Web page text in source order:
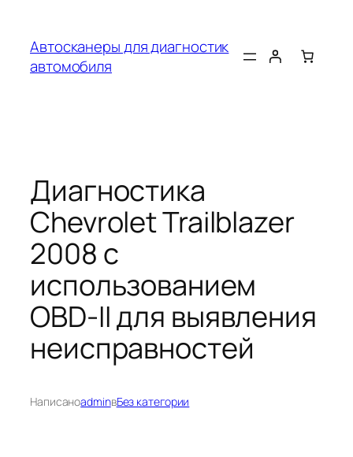
содержимому
Автосканеры для диагностик
автомобиля
Диагностика
Chevrolet Trailblazer
2008 с
использованием
OBD-II для выявления
неисправностей
НаписаноadminвБез категории